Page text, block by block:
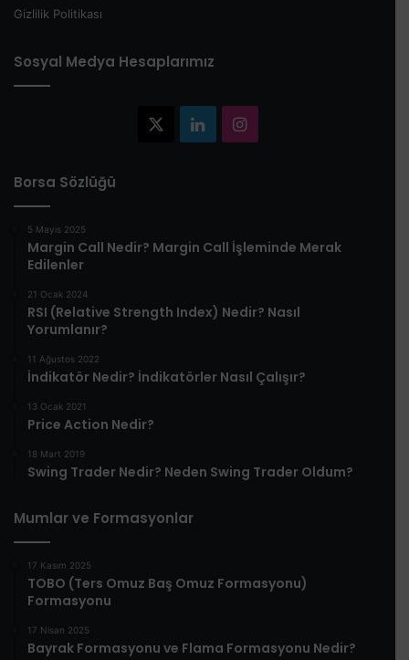
Gizlilik Politikası
Sosyal Medya Hesaplarımız
LinkedInInstagram
Borsa Sözlüğü
5 Mayıs 2025
​Margin Call Nedir? Margin Call İşleminde Merak
Edilenler​
21 Ocak 2024
RSI (Relative Strength Index) Nedir? Nasıl
Yorumlanır?
11 Ağustos 2022
İndikatör Nedir? İndikatörler Nasıl Çalışır?
13 Ocak 2021
Price Action Nedir?
18 Mart 2019
Swing Trader Nedir? Neden Swing Trader Oldum?
Mumlar ve Formasyonlar
17 Kasım 2025
TOBO (Ters Omuz Baş Omuz Formasyonu)
Formasyonu
17 Nisan 2025
Bayrak Formasyonu ve Flama Formasyonu Nedir?